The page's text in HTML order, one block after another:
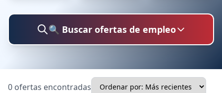
🔍 Buscar ofertas de empleo
0 ofertas encontradas